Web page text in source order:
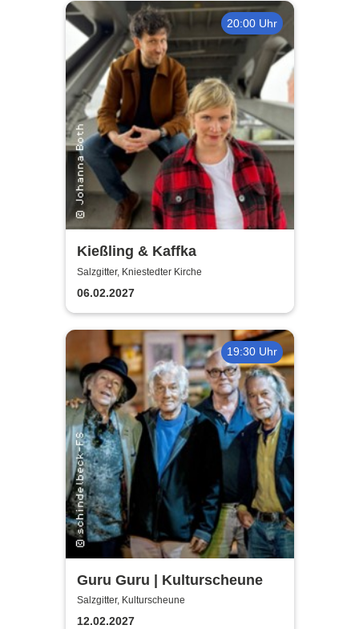
20:00 Uhr
Kießling & Kaffka
Salzgitter, Kniestedter Kirche
06.02.2027
19:30 Uhr
Guru Guru | Kulturscheune
Salzgitter, Kulturscheune
12.02.2027